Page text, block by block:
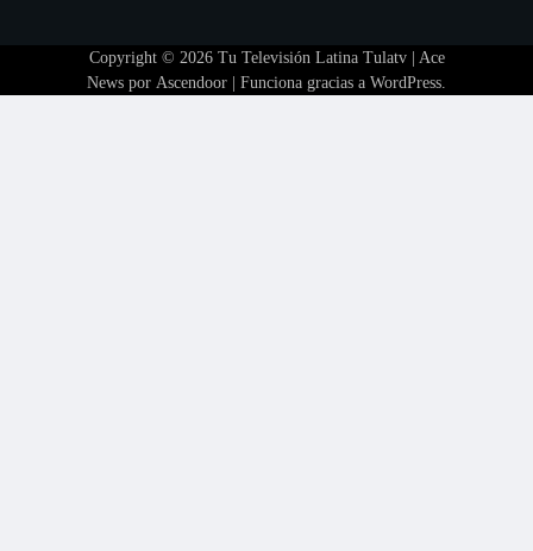
Copyright © 2026 Tu Televisión Latina Tulatv| Ace
News por Ascendoor | Funciona gracias a WordPress